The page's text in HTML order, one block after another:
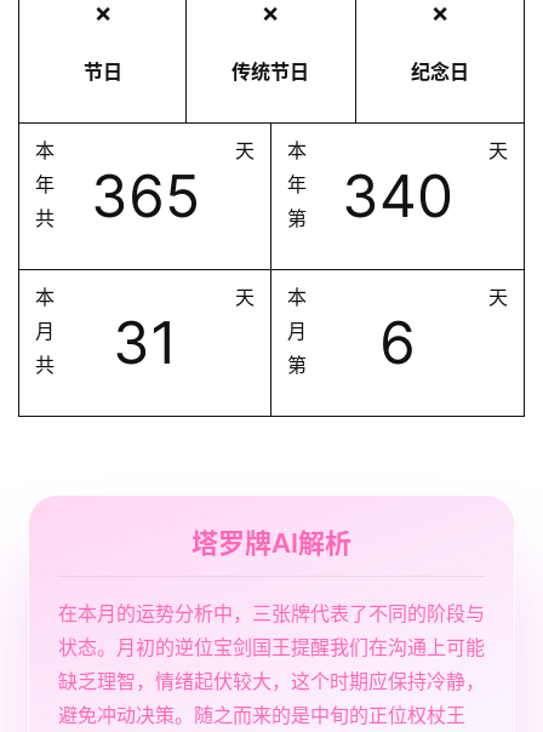
❌
节日
❌
传统节日
❌
纪念日
本
年
共
365
天
本
年
第
340
天
本
月
共
31
天
本
月
第
6
天
塔罗牌AI解析
在本月的运势分析中，三张牌代表了不同的阶段与
状态。月初的逆位宝剑国王提醒我们在沟通上可能
缺乏理智，情绪起伏较大，这个时期应保持冷静，
避免冲动决策。随之而来的是中旬的正位权杖王